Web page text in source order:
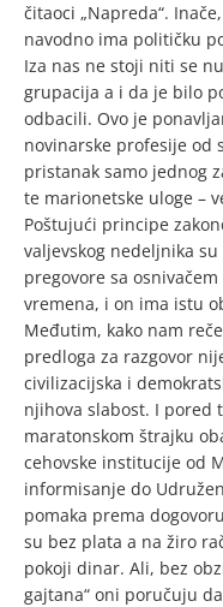
čitaoci „Napreda“.
navodno ima političku
Iza nas ne stoji niti se
grupacija a i da je bilo
odbacili. Ovo je
novinarske profesije od
pristanak samo jednog
te marionetske uloge –
Poštujući principe
valjevskog nedeljnika
pregovore sa
vremena, i on ima istu
Međutim, kako nam
predloga za razgovor
civilizacijska i
njihova slabost. I pored
maratonskom štrajku
cehovske institucije od
informisanje do
pomaka prema
su bez plata a na žiro
pokoji dinar. Ali, bez
gajtana“ oni poručuju